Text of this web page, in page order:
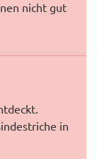
nicht gut
in